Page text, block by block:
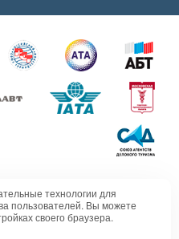
персональных данных
технологии для
пользователей. Вы можете
своего браузера.